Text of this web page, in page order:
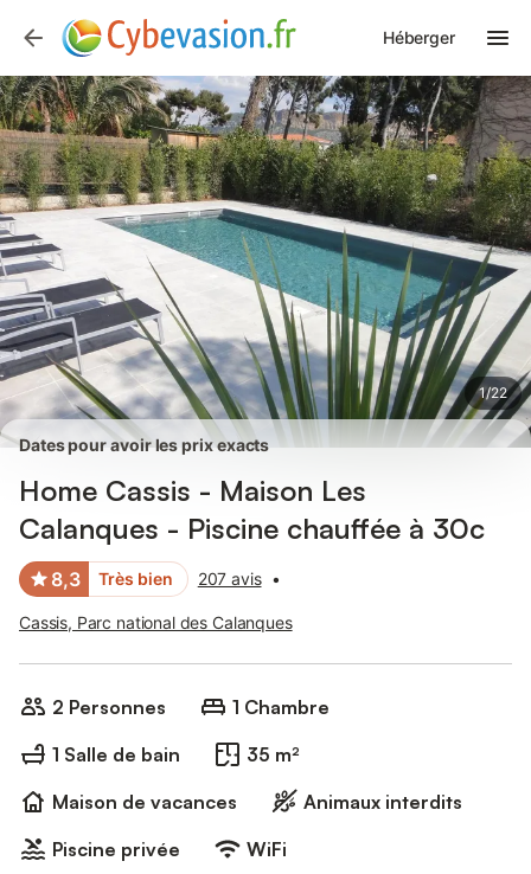
Héberger
1/22
Photos Équipements Avis des voyageurs
Dates pour avoir les prix exacts
Home Cassis - Maison Les
Calanques - Piscine chauffée à 30c
8,3 Très bien 207 avis •
Cassis, Parc national des Calanques
2 Personnes
1 Chambre
1 Salle de bain
35 m²
Maison de vacances
Animaux interdits
Piscine privée
WiFi